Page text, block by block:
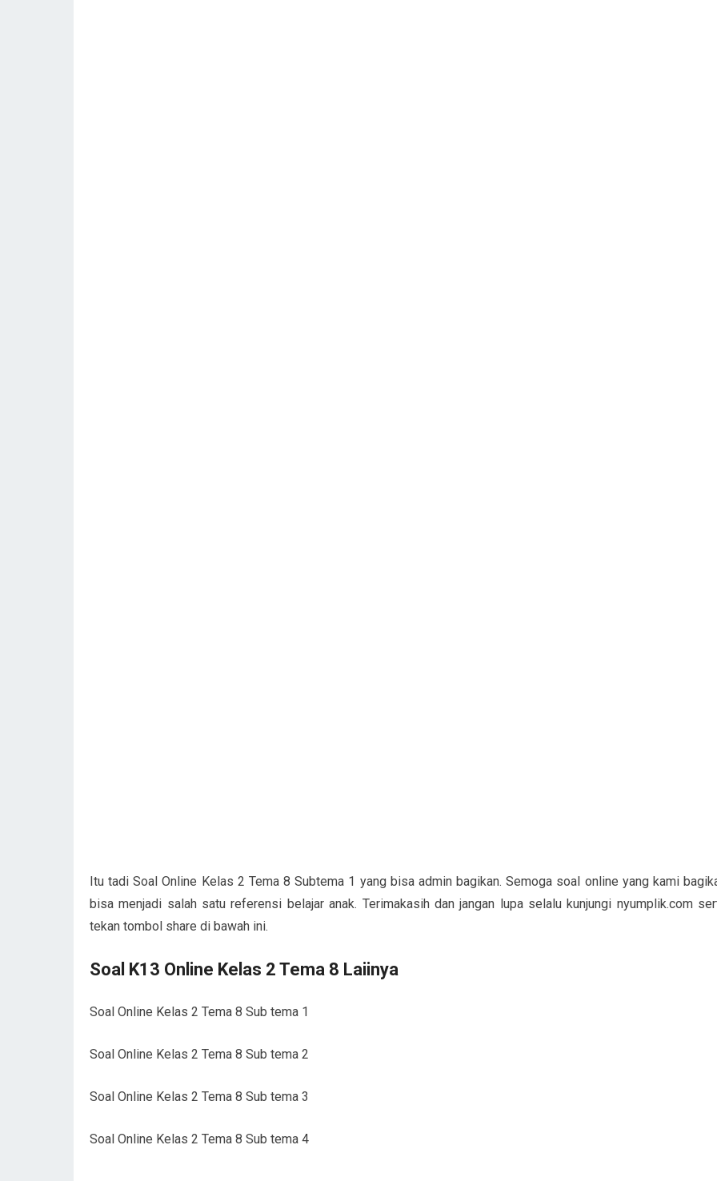
Itu tadi Soal Online Kelas 2 Tema 8 Subtema 1 yang bisa admin bagikan. Semoga soal online yang kami
bisa menjadi salah satu referensi belajar anak. Terimakasih dan jangan lupa selalu kunjungi nyumplik.com
tekan tombol share di bawah ini.
Soal K13 Online Kelas 2 Tema 8 Laiinya
Soal Online Kelas 2 Tema 8 Sub tema 1
Soal Online Kelas 2 Tema 8 Sub tema 2
Soal Online Kelas 2 Tema 8 Sub tema 3
Soal Online Kelas 2 Tema 8 Sub tema 4